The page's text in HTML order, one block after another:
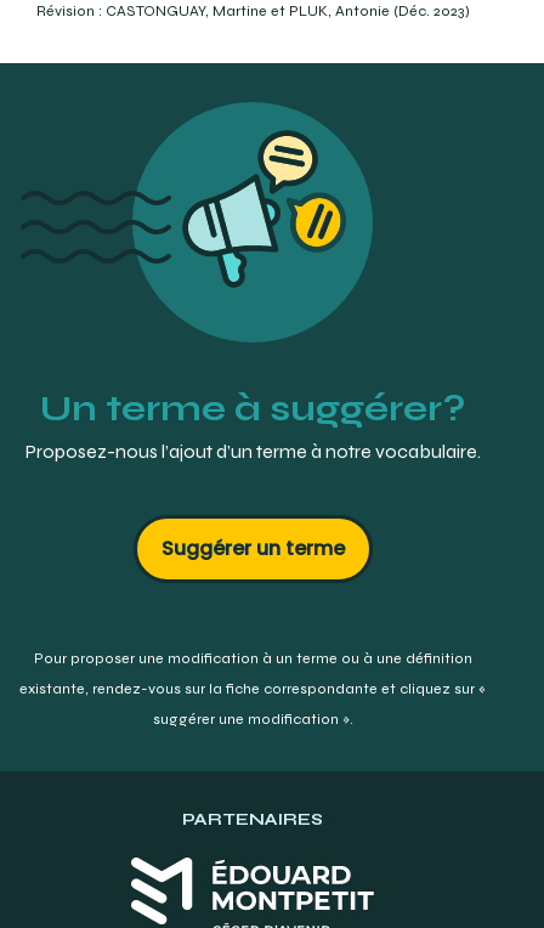
gdt/fiche/17027771/maxillaire-superieur?
Moisan, D. (1983), Lexique élémentaire à l’usage des
Association dentaire canadienne :https://www.cda-
adc.ca/fr/oral_health/talk/complications/
Révision : CASTONGUAY, Martine et PLUK, Antonie (Déc. 2023)
Un terme à suggérer?
Proposez-nous l’ajout d’un terme à notre vocabulaire.
Suggérer un terme
Pour proposer une modification à un terme ou à une définition
existante, rendez-vous sur la fiche correspondante et cliquez sur «
suggérer une modification ».
PARTENAIRES